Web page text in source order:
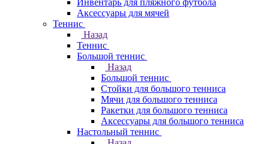
Инвентарь для пляжного футбола
Аксессуары для мячей
Теннис
Назад
Теннис
Большой теннис
Назад
Большой теннис
Стойки для большого тенниса
Мячи для большого тенниса
Ракетки для большого тенниса
Аксессуары для большого тенниса
Настольный теннис